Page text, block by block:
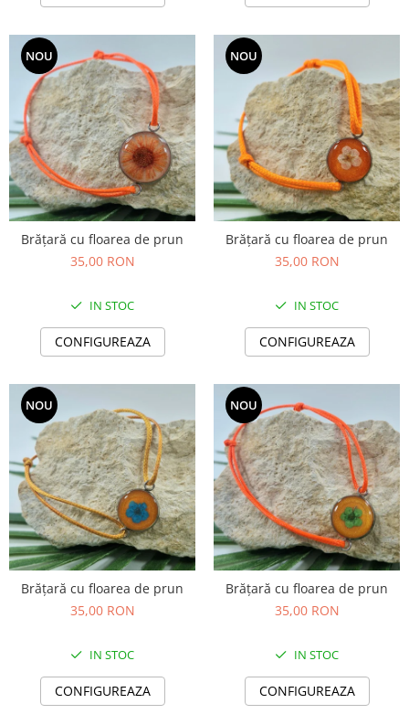
NOU
Brățară cu floarea de prun
35,00 RON
IN STOC
CONFIGUREAZA
NOU
Brățară cu floarea de prun
35,00 RON
IN STOC
CONFIGUREAZA
NOU
Brățară cu floarea de prun
35,00 RON
IN STOC
CONFIGUREAZA
NOU
Brățară cu floarea de prun
35,00 RON
IN STOC
CONFIGUREAZA